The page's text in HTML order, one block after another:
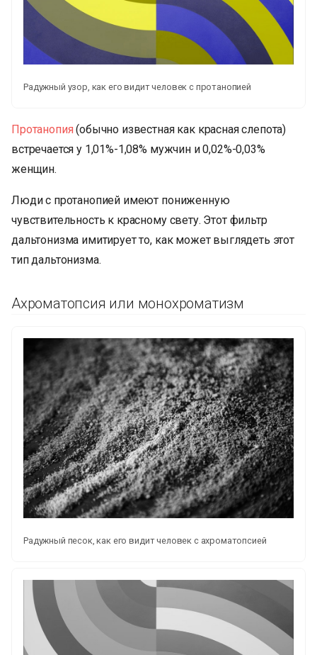
Радужный узор, как его видит человек с протанопией
Протанопия (обычно известная как красная слепота)
встречается у 1,01%-1,08% мужчин и 0,02%-0,03%
женщин.
Люди с протанопией имеют пониженную
чувствительность к красному свету. Этот фильтр
дальтонизма имитирует то, как может выглядеть этот
тип дальтонизма.
Ахроматопсия или монохроматизм
Радужный песок, как его видит человек с ахроматопсией